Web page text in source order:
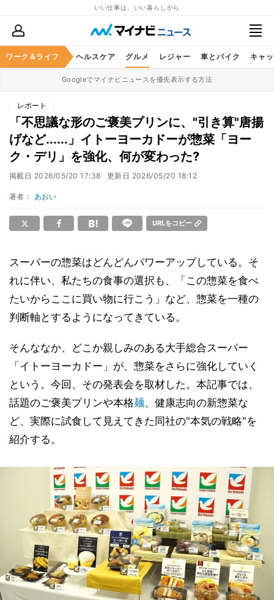
いい仕事は、いい暮らしから
ワーク＆ライフ
マネー 暮らし ヘルスケア グルメ レジャー 車とバイク キャ
Googleでマイナビニュースを優先表示する方法
レポート
「不思議な形のご褒美プリンに、"引き算"唐揚
げなど......」イトーヨーカドーが惣菜「ヨー
ク・デリ」を強化、何が変わった?
掲載日 2026/05/20 17:38 更新日 2026/05/20 18:12
著者： あおい
URLをコピー
スーパーの惣菜はどんどんパワーアップしている。そ
れに伴い、私たちの食事の選択も、「この惣菜を食べ
たいからここに買い物に行こう」など、惣菜を一種の
判断軸とするようになってきている。
そんななか、どこか親しみのある大手総合スーパー
「イトーヨーカドー」が、惣菜をさらに強化していく
という。今回、その発表会を取材した。本記事では、
話題のご褒美プリンや本格麺、健康志向の新惣菜な
ど、実際に試食して見えてきた同社の"本気の戦略"を
紹介する。